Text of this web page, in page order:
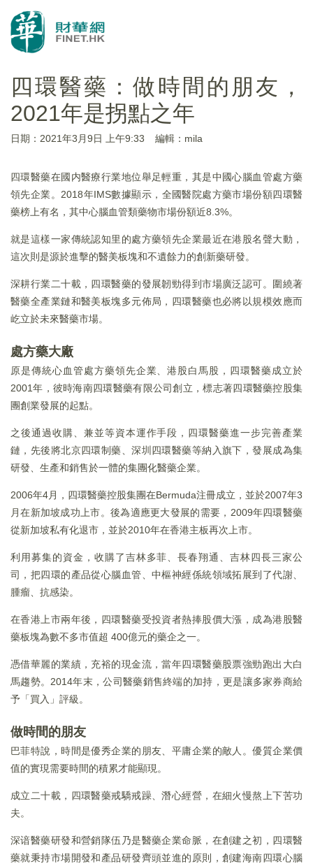
四環醫藥：做時間的朋友，
2021年是拐點之年
日期：2021年3月9日 上午9:33 編輯：mila
四環醫藥在國内醫療行業地位舉足輕重，其是中國心腦血管處方藥
領先企業。2018年IMS數據顯示，全國醫院處方藥市場份額四環醫
藥榜上有名，其中心腦血管類藥物市場份額近8.3%。
就是這樣一家傳統認知里的處方藥領先企業最近在港股名聲大動，
這次則是源於進擊的醫美板塊和不遺餘力的創新藥研發。
深耕行業二十載，四環醫藥的發展韌勁得到市場廣泛認可。圍繞著
醫藥全產業鏈和醫美板塊多元佈局，四環醫藥也必將以規模效應而
屹立於未來醫藥市場。
處方藥大廠
原是傳統心血管處方藥領先企業、港股白馬股，四環醫藥成立於
2001年，彼時海南四環醫藥有限公司創立，標志著四環醫藥控股集
團創業發展的起點。
之後通過收購、兼並等資本運作手段，四環醫藥進一步完善產業
鏈，先後將北京四環制藥、深圳四環醫藥等納入旗下，發展成為集
研發、生產和銷售於一體的集團化醫藥企業。
2006年4月，四環醫藥控股集團在Bermuda注冊成立，並於2007年3
月在新加坡成功上市。後為適應更大發展的需要，2009年四環醫藥
從新加坡私有化退市，並於2010年在香港主板再次上市。
利用募集的資金，收購了吉林多菲、長春翔通、吉林四長三家公
司，把四環的產品從心腦血管、中樞神經係統領域拓展到了代謝、
腫瘤、抗感染。
在香港上市兩年後，四環醫藥受投資者熱捧股價大漲，成為港股醫
藥板塊為數不多市值超 400億元的藥企之一。
憑借華麗的業績，充裕的現金流，當年四環醫藥股票強勁跑出大白
馬趨勢。2014年末，公司醫藥銷售終端的加持，更是讓多家券商給
予「買入」評級。
做時間的朋友
巴菲特說，時間是優秀企業的朋友、平庸企業的敵人。優質企業價
值的實現需要時間的積累才能顯現。
成立二十載，四環醫藥戒驕戒躁、潛心經營，在細火慢熬上下苦功
夫。
深谙醫藥研發和營銷隊伍乃是醫藥企業命脈，在創建之初，四環醫
藥就秉持市場開發和產品研發齊頭並進的原則，創建海南四環心腦